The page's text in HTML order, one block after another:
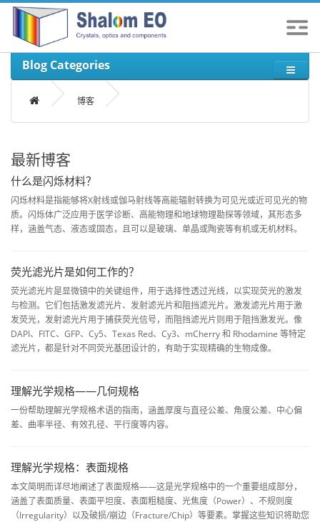
Blog Categories
博客
最新博客
什么是闪烁材料？
闪烁材料是指能够将X射线或伽马射线等高能辐射转换为可见光或近可见光的物
质。闪烁体广泛应用于医学诊断、高能物理和地球物理勘探等领域，其形态多
样，涵盖气态、液态或固态，且可以是玻璃、单晶或陶瓷等有机或无机材料。
荧光滤光片是如何工作的？
荧光滤光片是显微镜中的关键组件，用于选择性透过光线，以实现荧光的激发
与检测。它们包括激发滤光片、发射滤光片和阻挡滤光片。激发滤光片用于激
发荧光，发射滤光片用于捕获荧光信号，而阻挡滤光片则用于阻挡激发光。像
DAPI、FITC、GFP、Cy5、Texas Red、Cy3、mCherry 和 Rhodamine 等特定
滤光片，都是针对不同荧光基团设计的，有助于实现精确的生物成像。
理解光学规格——几何规格
一份帮助理解光学规格术语的指南，涵盖厚度与直径公差、角度公差、中心偏
差、曲率半径、有效孔径、平行度等内容。
理解光学规格：表面规格
本文简明而详尽地阐述了表面规格——这是光学规格中的一个重要组成部分，
涵盖了表面质量、表面平坦度、表面粗糙度、光焦度（Power）、不规则度
（Irregularity）以及破损/崩边（Fracture/Chip）等要素。掌握这些知识将助您